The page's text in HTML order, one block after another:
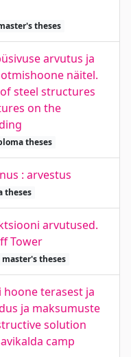
theses
arvutus ja
näitel.
steel structures
on the
theses
: arvestus
theses
arvutused.
Tower
master's theses
terasest ja
ja maksumuste
solution
camp